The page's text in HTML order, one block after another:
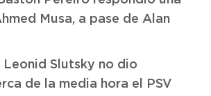
Musa, a pase de Alan
Leonid Slutsky no dio
de la media hora el PSV